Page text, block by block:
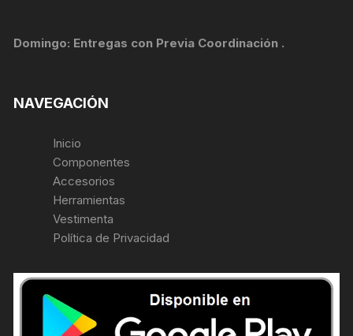
Domingo: Entregas con Previa Coordinación .
NAVEGACIÓN
Inicio
Componentes
Accesorios
Herramientas
Vestimenta
Política de Privacidad